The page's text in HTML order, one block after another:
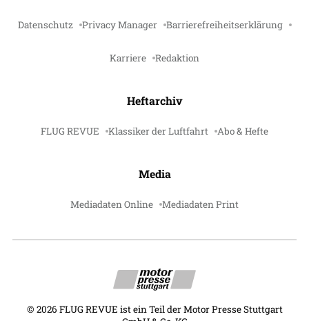
Datenschutz Privacy Manager Barrierefreiheitserklärung
Karriere Redaktion
Heftarchiv
FLUG REVUE Klassiker der Luftfahrt Abo & Hefte
Media
Mediadaten Online Mediadaten Print
© 2026 FLUG REVUE ist ein Teil der Motor Presse Stuttgart